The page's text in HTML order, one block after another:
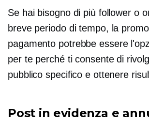
Se hai bisogno di più follower o
breve periodo di tempo, la
pagamento potrebbe essere
per te perché ti consente di
pubblico specifico e ottenere
Post in evidenza e